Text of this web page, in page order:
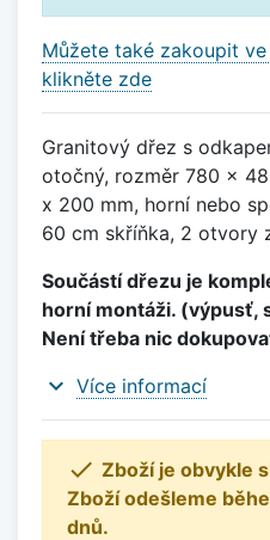
Můžete také zakoupit
klikněte zde
Granitový dřez s
otočný, rozměr 780 x
x 200 mm, horní nebo
60 cm skříňka, 2 otvory
Součástí dřezu je
horní montáži. (výpusť,
Není třeba nic
expand_more Více informací
 Zboží je obvykle
Zboží odešleme
dnů.